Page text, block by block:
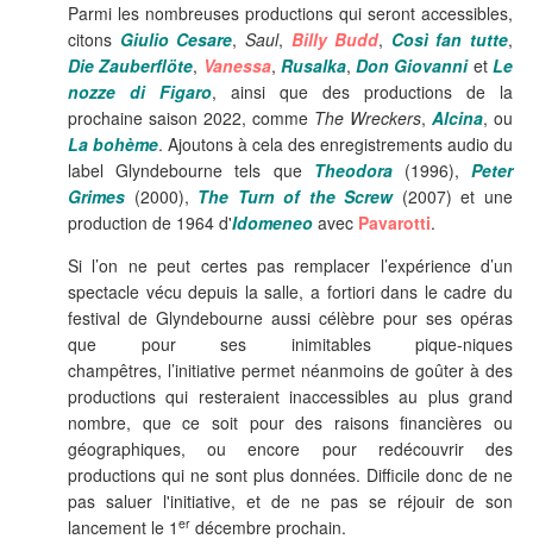
Parmi les nombreuses productions qui seront accessibles,
citons Giulio Cesare, Saul, Billy Budd, Così fan tutte,
Die Zauberflöte, Vanessa, Rusalka,Don GiovannietLe
nozze di Figaro, ainsi que des productions de la
prochaine saison 2022, comme The Wreckers, Alcina, ou
La bohème. Ajoutons à cela des enregistrements audio du
label Glyndebourne tels que Theodora(1996),Peter
Grimes (2000), The Turn of the Screw(2007) et une
production de 1964 d'Idomeneo avec Pavarotti.
Si l’on ne peut certes pas remplacer l’expérience d’un
spectacle vécu depuis la salle, a fortiori dans le cadre du
festival de Glyndebourne aussi célèbre pour ses opéras
que pour ses inimitables pique-niques
champêtres, l’initiative permet néanmoins de goûter à des
productions qui resteraient inaccessibles au plus grand
nombre, que ce soit pour des raisons financières ou
géographiques, ou encore pour redécouvrir des
productions qui ne sont plus données. Difficile donc de ne
pas saluer l'initiative, et de ne pas se réjouir de son
lancement le 1 er décembre prochain.